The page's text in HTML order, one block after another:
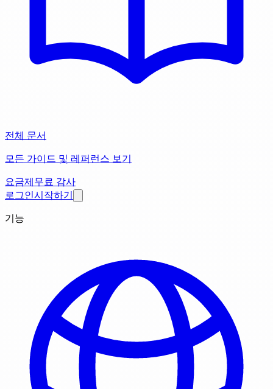
전체 문서
모든 가이드 및 레퍼런스 보기
요금제무료 감사
로그인시작하기
기능